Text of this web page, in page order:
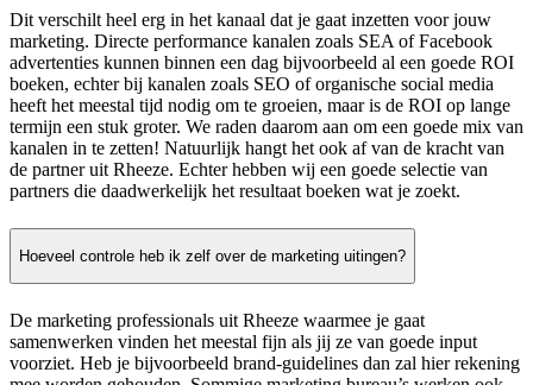
Dit verschilt heel erg in het kanaal dat je gaat inzetten voor jouw
marketing. Directe performance kanalen zoals SEA of Facebook
advertenties kunnen binnen een dag bijvoorbeeld al een goede ROI
boeken, echter bij kanalen zoals SEO of organische social media
heeft het meestal tijd nodig om te groeien, maar is de ROI op lange
termijn een stuk groter. We raden daarom aan om een goede mix van
kanalen in te zetten! Natuurlijk hangt het ook af van de kracht van
de partner uit Rheeze. Echter hebben wij een goede selectie van
partners die daadwerkelijk het resultaat boeken wat je zoekt.
Hoeveel controle heb ik zelf over de marketing uitingen?
De marketing professionals uit Rheeze waarmee je gaat
samenwerken vinden het meestal fijn als jij ze van goede input
voorziet. Heb je bijvoorbeeld brand-guidelines dan zal hier rekening